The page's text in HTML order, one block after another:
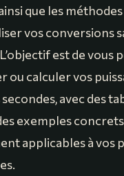
que les
vos conversions
est de vous
ou calculer vos
avec des
exemples concrets
applicables à vos